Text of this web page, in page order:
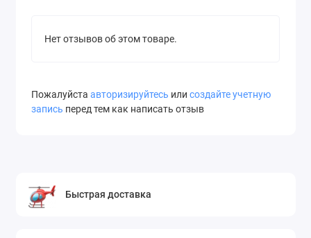
Нет отзывов об этом товаре.
Пожалуйста авторизируйтесь или создайте учетную
запись перед тем как написать отзыв
Быстрая доставка